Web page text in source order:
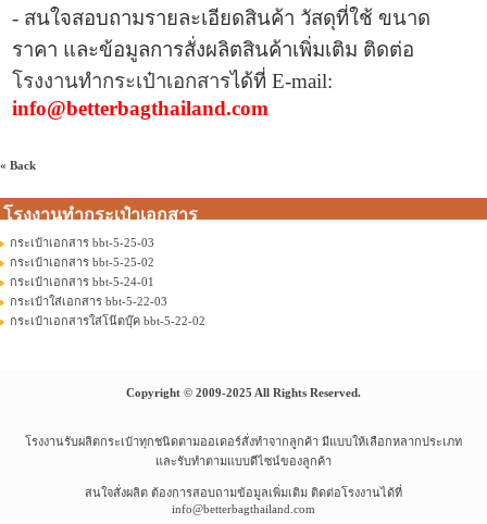
- สนใจสอบถามรายละเอียดสินค้า วัสดุที่ใช้ ขนาด
ราคา และข้อมูลการสั่งผลิตสินค้าเพิ่มเติม ติดต่อ
โรงงานทำกระเป๋าเอกสารได้ที่E-mail:
info@betterbagthailand.com
« Back
โรงงานทำกระเป๋าเอกสาร
กระเป๋าเอกสาร bbt-5-25-03
กระเป๋าเอกสาร bbt-5-25-02
กระเป๋าเอกสาร bbt-5-24-01
กระเป๋าใส่เอกสาร bbt-5-22-03
กระเป๋าเอกสารใส่โน๊ตบุ๊ค bbt-5-22-02
Copyright © 2009-2025 All Rights Reserved.
โรงงานรับผลิตกระเป๋าทุกชนิดตามออเดอร์สั่งทำจากลูกค้า มีแบบให้เลือกหลากประเภท
และรับทำตามแบบดีไซน์ของลูกค้า
สนใจสั่งผลิต ต้องการสอบถามข้อมูลเพิ่มเติม ติดต่อโรงงานได้ที่
info@betterbagthailand.com